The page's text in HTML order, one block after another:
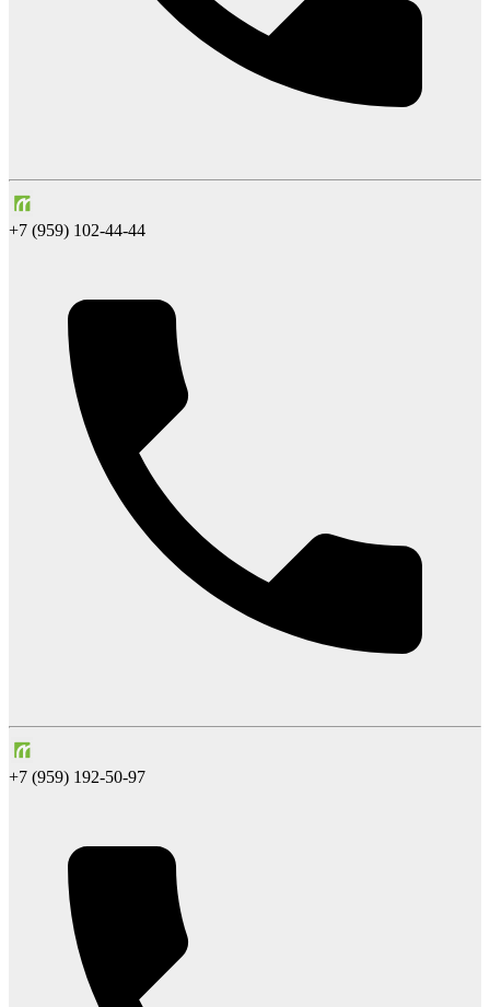
+7 (959) 102-44-44
+7 (959) 192-50-97